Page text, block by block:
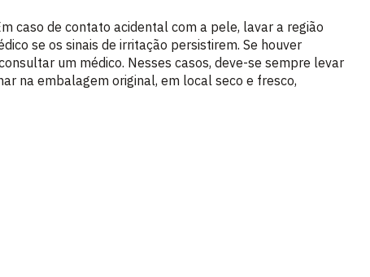
caso de contato acidental com a pele, lavar a região
se os sinais de irritação persistirem. Se houver
um médico. Nesses casos, deve-se sempre levar
na embalagem original, em local seco e fresco,